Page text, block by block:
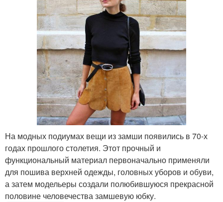
На модных подиумах вещи из замши появились в 70-х
годах прошлого столетия. Этот прочный и
функциональный материал первоначально применяли
для пошива верхней одежды, головных уборов и обуви,
а затем модельеры создали полюбившуюся прекрасной
половине человечества замшевую юбку.